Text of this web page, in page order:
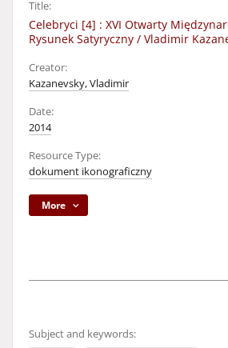
Title:
Celebryci [4] : XVI Otwarty
Rysunek Satyryczny / Vladimir
Creator:
Kazanevsky, Vladimir
Date:
2014
Resource Type:
dokument ikonograficzny
More
Subject and keywords: